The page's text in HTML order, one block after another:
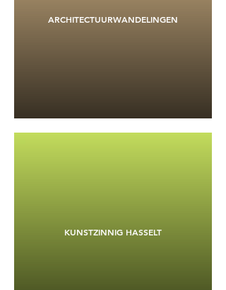
ARCHITECTUURWANDELINGEN
KUNSTZINNIG HASSELT